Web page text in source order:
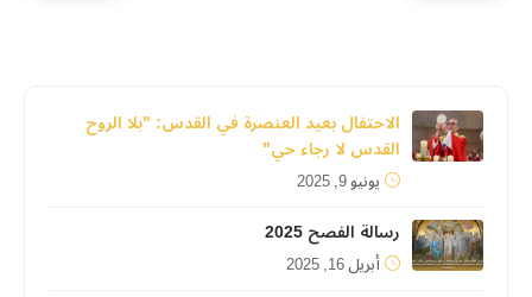
الاحتفال بعيد العنصرة في القدس: "بلا الروح
القدس لا رجاء حي"
يونيو 9, 2025
رسالة الفصح 2025
أبريل 16, 2025